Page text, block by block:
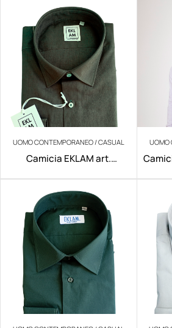
UOMO CONTEMPORANEO / CASUAL
Camicia EKLAM art.
UOMO